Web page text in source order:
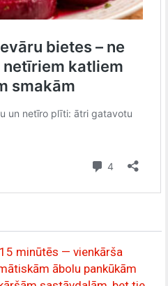
minūtēs — vienkārša
ābolu pankūkām